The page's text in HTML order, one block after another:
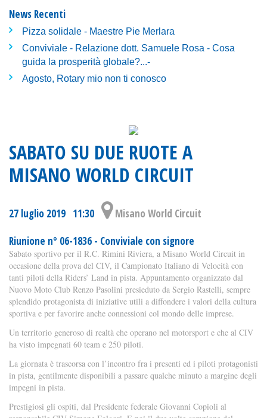
News Recenti
Pizza solidale - Maestre Pie Merlara
Conviviale - Relazione dott. Samuele Rosa - Cosa
guida la prosperità globale?...-
Agosto, Rotary mio non ti conosco
SABATO SU DUE RUOTE A
MISANO WORLD CIRCUIT
27 luglio 2019 11:30
Misano World Circuit
Riunione n° 06-1836 - Conviviale con signore
Sabato sportivo per il R.C. Rimini Riviera, a Misano World Circuit in
occasione della prova del CIV, il Campionato Italiano di Velocità con
tanti piloti della Riders’ Land in pista. Appuntamento organizzato dal
Nuovo Moto Club Renzo Pasolini presieduto da Sergio Rastelli, sempre
splendido protagonista di iniziative utili a diffondere i valori della cultura
sportiva e per favorire anche connessioni col mondo delle imprese.
Un territorio generoso di realtà che operano nel motorsport e che al CIV
ha visto impegnati 60 team e 250 piloti.
La giornata è trascorsa con l’incontro fra i presenti ed i piloti protagonisti
in pista, gentilmente disponibili a passare qualche minuto a margine degli
impegni in pista.
Prestigiosi gli ospiti, dal Presidente federale Giovanni Copioli al